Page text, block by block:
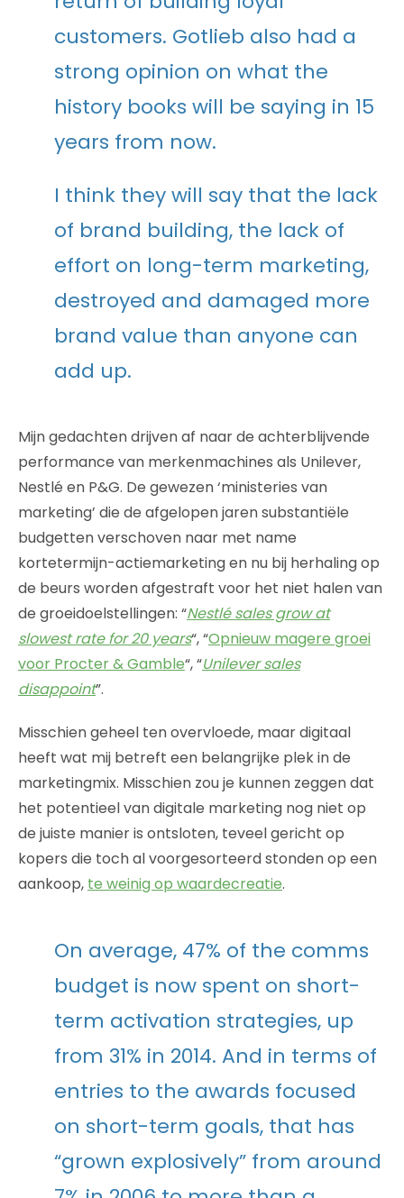
customers. Gotlieb also had a
strong opinion on what the
history books will be saying in 15
years from now.
I think they will say that the lack
of brand building, the lack of
effort on long-term marketing,
destroyed and damaged more
brand value than anyone can
add up.
Mijn gedachten drijven af naar de achterblijvende
performance van merkenmachines als Unilever,
Nestlé en P&G. De gewezen ‘ministeries van
marketing’ die de afgelopen jaren substantiële
budgetten verschoven naar met name
kortetermijn-actiemarketing en nu bij herhaling op
de beurs worden afgestraft voor het niet halen van
de groeidoelstellingen: “Nestlé sales grow at
slowest rate for 20 years“, “Opnieuw magere groei
voor Procter & Gamble“, “Unilever sales
disappoint”.
Misschien geheel ten overvloede, maar digitaal
heeft wat mij betreft een belangrijke plek in de
marketingmix. Misschien zou je kunnen zeggen dat
het potentieel van digitale marketing nog niet op
de juiste manier is ontsloten, teveel gericht op
kopers die toch al voorgesorteerd stonden op een
aankoop, te weinig op waardecreatie.
On average, 47% of the comms
budget is now spent on short-
term activation strategies, up
from 31% in 2014. And in terms of
entries to the awards focused
on short-term goals, that has
“grown explosively” from around